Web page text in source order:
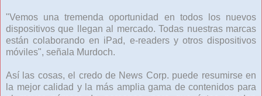
"Vemos una tremenda oportunidad en todos los nuevos
dispositivos que llegan al mercado. Todas nuestras marcas
están colaborando en iPad, e-readers y otros dispositivos
móviles", señala Murdoch.
Así las cosas, el credo de News Corp. puede resumirse en
la mejor calidad y la más amplia gama de contenidos para